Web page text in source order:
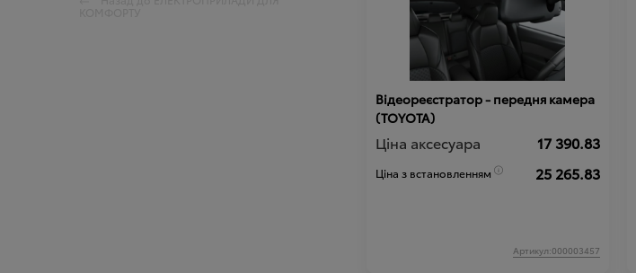
Відеореєстратор - передня камера
(TOYOTA)
Ціна аксесуара 17 390.83
Ціна з встановленням 25 265.83
Артикул:000003457